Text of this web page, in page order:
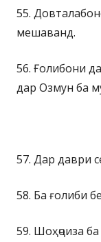
55.
мешаванд.
56. Ғолибони
дар Озмун ба
57. Дар даври
58. Ба ғолиби
59. Шоҳҷоиза